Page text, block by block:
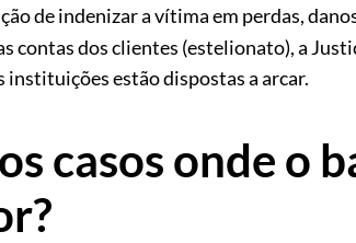
de indenizar a vítima em perdas,
contas dos clientes (estelionato), a
instituições estão dispostas a arcar.
casos onde o